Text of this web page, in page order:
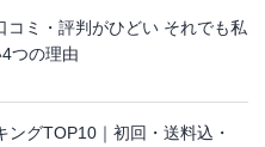
コミ・評判がひどい それでも私
つの理由
ングTOP10｜初回・送料込・